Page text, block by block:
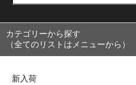
カテゴリーから探す
（全てのリストはメニューから）
新入荷